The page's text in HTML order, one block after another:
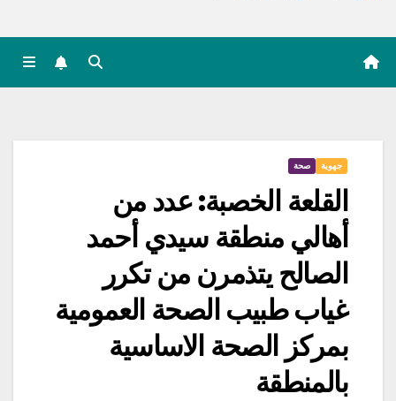
جهوية صحة
القلعة الخصبة: عدد من
أهالي منطقة سيدي أحمد
الصالح يتذمرن من تكرر
غياب طبيب الصحة العمومية
بمركز الصحة الاساسية
بالمنطقة